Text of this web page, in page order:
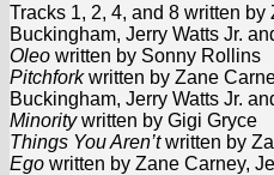
Tracks 1, 2, 4, and 8 written
Buckingham, Jerry Watts Jr.
Oleo written by Sonny Rollins
Pitchforkwritten by Zane
Buckingham, Jerry Watts Jr.
Minoritywritten by Gigi Gryce
Things You Aren’twritten by
Ego written by Zane Carney,